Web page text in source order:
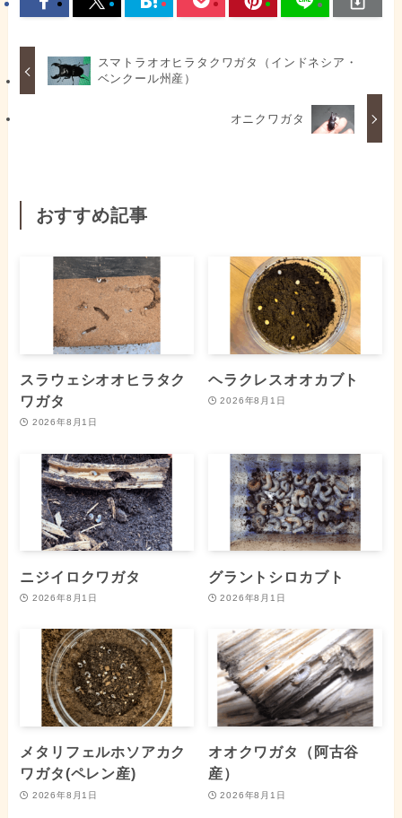
スマトラオオヒラタクワガタ（インドネシア・
ベンクール州産）
オニクワガタ
おすすめ記事
スラウェシオオヒラタク
ワガタ
2026年8月1日
ヘラクレスオオカブト
2026年8月1日
ニジイロクワガタ
2026年8月1日
グラントシロカブト
2026年8月1日
メタリフェルホソアカク
ワガタ(ペレン産)
2026年8月1日
オオクワガタ（阿古谷
産）
2026年8月1日